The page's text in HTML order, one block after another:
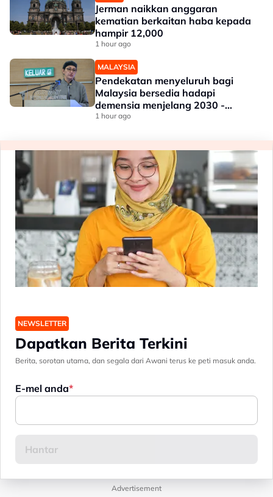
Jerman naikkan anggaran
kematian berkaitan haba kepada
hampir 12,000
1 hour ago
MALAYSIA
Pendekatan menyeluruh bagi
Malaysia bersedia hadapi
demensia menjelang 2030 -
Hanifah
1 hour ago
NEWSLETTER
Dapatkan Berita Terkini
Berita, sorotan utama, dan segala dari Awani terus ke peti masuk anda.
E-mel anda
Advertisement